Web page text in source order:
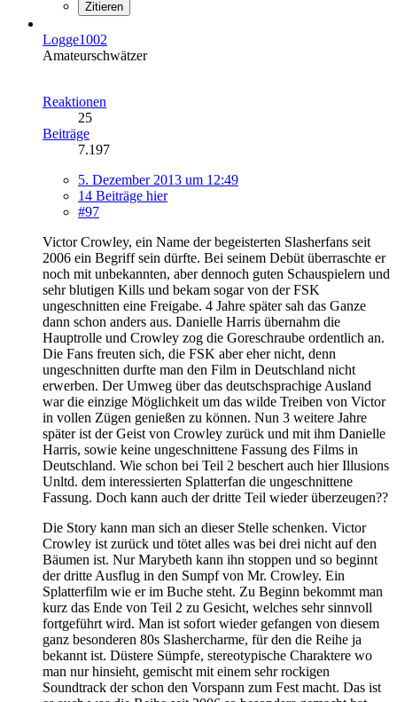
Zitieren
Logge1002
Amateurschwätzer
Reaktionen
25
Beiträge
7.197
5. Dezember 2013 um 12:49
14 Beiträge hier
#97
Victor Crowley, ein Name der begeisterten Slasherfans seit
2006 ein Begriff sein dürfte. Bei seinem Debüt überraschte er
noch mit unbekannten, aber dennoch guten Schauspielern und
sehr blutigen Kills und bekam sogar von der FSK
ungeschnitten eine Freigabe. 4 Jahre später sah das Ganze
dann schon anders aus. Danielle Harris übernahm die
Hauptrolle und Crowley zog die Goreschraube ordentlich an.
Die Fans freuten sich, die FSK aber eher nicht, denn
ungeschnitten durfte man den Film in Deutschland nicht
erwerben. Der Umweg über das deutschsprachige Ausland
war die einzige Möglichkeit um das wilde Treiben von Victor
in vollen Zügen genießen zu können. Nun 3 weitere Jahre
später ist der Geist von Crowley zurück und mit ihm Danielle
Harris, sowie keine ungeschnittene Fassung des Films in
Deutschland. Wie schon bei Teil 2 beschert auch hier Illusions
Unltd. dem interessierten Splatterfan die ungeschnittene
Fassung. Doch kann auch der dritte Teil wieder überzeugen??
Die Story kann man sich an dieser Stelle schenken. Victor
Crowley ist zurück und tötet alles was bei drei nicht auf den
Bäumen ist. Nur Marybeth kann ihn stoppen und so beginnt
der dritte Ausflug in den Sumpf von Mr. Crowley. Ein
Splatterfilm wie er im Buche steht. Zu Beginn bekommt man
kurz das Ende von Teil 2 zu Gesicht, welches sehr sinnvoll
fortgeführt wird. Man ist sofort wieder gefangen von diesem
ganz besonderen 80s Slashercharme, für den die Reihe ja
bekannt ist. Düstere Sümpfe, stereotypische Charaktere wo
man nur hinsieht, gemischt mit einem sehr rockigen
Soundtrack der schon den Vorspann zum Fest macht. Das ist